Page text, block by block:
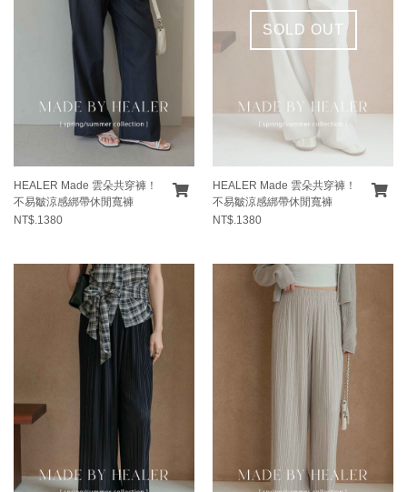
HEALER Made 雲朵共穿褲！
不易皺涼感綁帶休閒寬褲
NT$.1380
SOLD OUT
HEALER Made 雲朵共穿褲！
不易皺涼感綁帶休閒寬褲
NT$.1380